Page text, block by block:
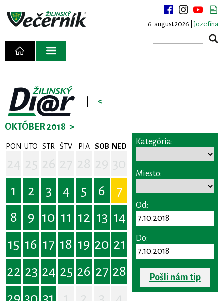
6. august 2026 | Jozefína
<
OKTÓBER 2018 >
PON UTO STR ŠTV PIA SOB NED
1
2 3 4 5 6
7
8
9 10 11 12 13 14
15 16 17 18 19 20 21
22 23 24 25 26 27 28
29 30 31
Kategória:
Miesto:
Od:
Do:
Pošli nám tip